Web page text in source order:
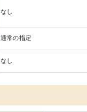
なし
通常の指定
なし